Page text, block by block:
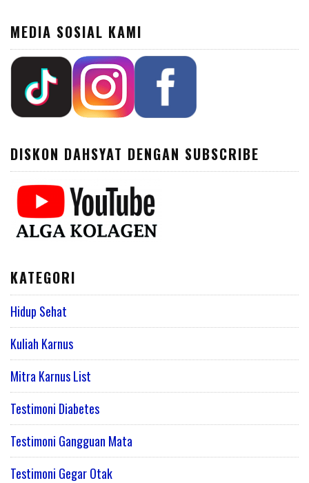
MEDIA SOSIAL KAMI
DISKON DAHSYAT DENGAN SUBSCRIBE
KATEGORI
Hidup Sehat
Kuliah Karnus
Mitra Karnus List
Testimoni Diabetes
Testimoni Gangguan Mata
Testimoni Gegar Otak